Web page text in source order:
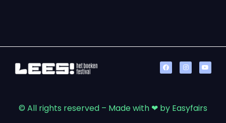
© All rights reserved – Made with ❤ by Easyfairs